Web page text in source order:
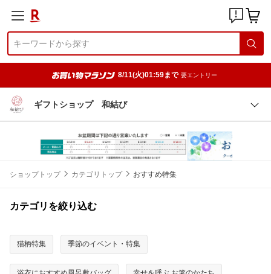
8/11(火)01:59まで 要エントリー
ギフトショップ 和結び
ショップトップ カテゴリトップ おすすめ特集
カテゴリを絞り込む
猫柄特集 季節のイベント・特集